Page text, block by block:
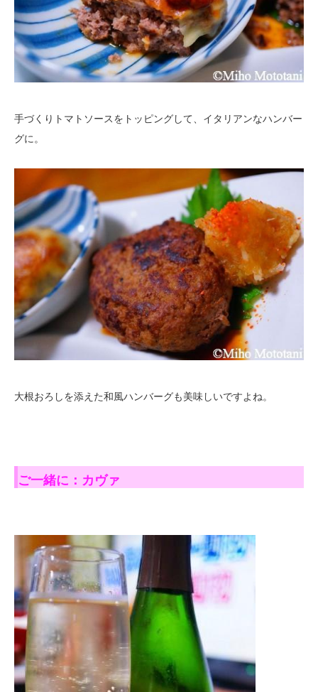
手づくりトマトソースをトッピングして、イタリアンなハンバー
グに。
大根おろしを添えた和風ハンバーグも美味しいですよね。
ご一緒に：カヴァ